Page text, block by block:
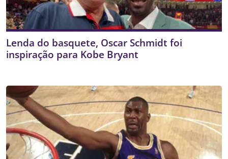
Lenda do basquete, Oscar Schmidt foi
inspiração para Kobe Bryant